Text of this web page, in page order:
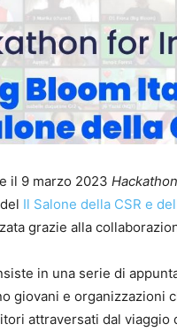
il 9 marzo 2023
Il Salone della CSR e
grazie alla
in una serie di
giovani e organizzazioni
attraversati dal viaggio